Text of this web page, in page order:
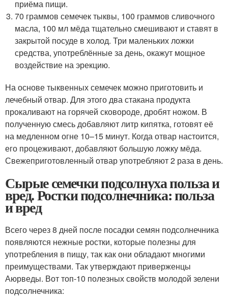
приёма пищи.
70 граммов семечек тыквы, 100 граммов сливочного
масла, 100 мл мёда тщательно смешивают и ставят в
закрытой посуде в холод. Три маленьких ложки
средства, употреблённые за день, окажут мощное
воздействие на эрекцию.
На основе тыквенных семечек можно приготовить и
лечебный отвар. Для этого два стакана продукта
прокаливают на горячей сковороде, дробят ножом. В
полученную смесь добавляют литр кипятка, готовят её
на медленном огне 10–15 минут. Когда отвар настоится,
его процеживают, добавляют большую ложку мёда.
Свежеприготовленный отвар употребляют 2 раза в день.
Сырые семечки подсолнуха польза и
вред. Ростки подсолнечника: польза
и вред
Всего через 8 дней после посадки семян подсолнечника
появляются нежные ростки, которые полезны для
употребления в пищу, так как они обладают многими
преимуществами. Так утверждают приверженцы
Аюрведы. Вот топ-10 полезных свойств молодой зелени
подсолнечника: